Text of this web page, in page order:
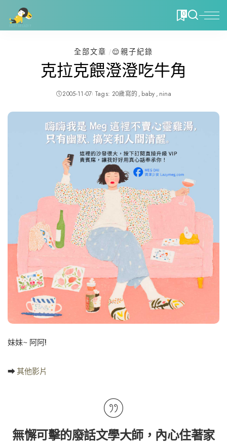
0
全部文章 😌親子紀錄
克拉克餵澄澄吃牛角
2005-11-07 Tags: 20歲寫的 baby nina
妹妹~ 阿阿!
➡其他影片
無懈可擊的廢話文學大師，內心住著家